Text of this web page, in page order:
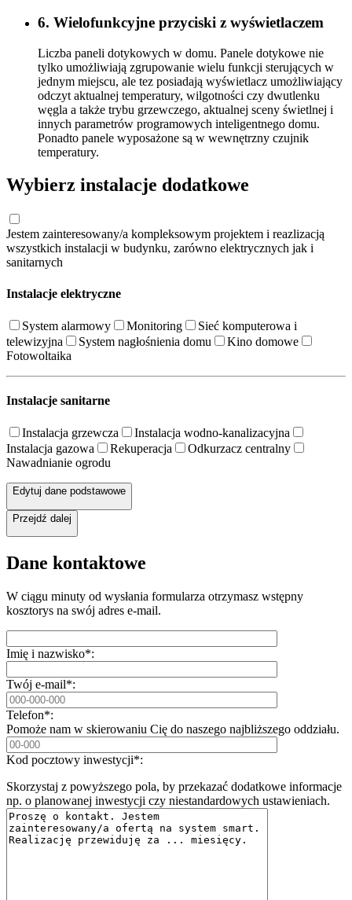
6. Wielofunkcyjne przyciski z wyświetlaczem
Liczba paneli dotykowych w domu. Panele dotykowe nie
tylko umożliwiają zgrupowanie wielu funkcji sterujących w
jednym miejscu, ale tez posiadają wyświetlacz umożliwiający
odczyt aktualnej temperatury, wilgotności czy dwutlenku
węgla a także trybu grzewczego, aktualnej sceny świetlnej i
innych parametrów programowych inteligentnego domu.
Ponadto panele wyposażone są w wewnętrzny czujnik
temperatury.
Wybierz instalacje dodatkowe
Jestem zainteresowany/a kompleksowym projektem i reazlizacją
wszystkich instalacji w budynku, zarówno elektrycznych jak i
sanitarnych
Instalacje elektryczne
System alarmowy Monitoring
Sieć komputerowa i
telewizyjna
System nagłośnienia domu
Kino domowe
Fotowoltaika
Instalacje sanitarne
Instalacja grzewcza
Instalacja wodno-kanalizacyjna
Instalacja gazowa
Rekuperacja
Odkurzacz centralny
Nawadnianie ogrodu
Edytuj dane podstawowe
Przejdź dalej
Dane kontaktowe
W ciągu minuty od wysłania formularza otrzymasz wstępny
kosztorys na swój adres e-mail.
Imię i nazwisko*:
Twój e-mail*:
Telefon*:
Pomoże nam w skierowaniu Cię do naszego najbliższego oddziału.
Kod pocztowy inwestycji*:
Skorzystaj z powyższego pola, by przekazać dodatkowe informacje
np. o planowanej inwestycji czy niestandardowych ustawieniach.